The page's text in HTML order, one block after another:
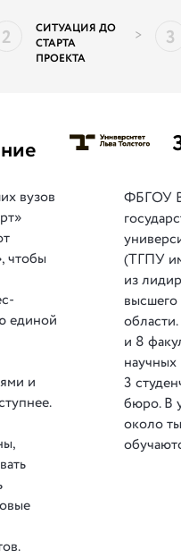
2
СИТУАЦИЯ ДО
СТАРТА
ПРОЕКТА
> 3
вузов
чтобы
единой
и
ФБГОУ
(ТГПУ
из
высшего
и 8
научных
3
бюро. В
около